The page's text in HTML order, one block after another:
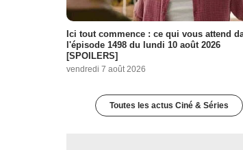
Ici tout commence : ce qui vous attend
l'épisode 1498 du lundi 10 août 2026
[SPOILERS]
vendredi 7 août 2026
Toutes les actus Ciné & Séries